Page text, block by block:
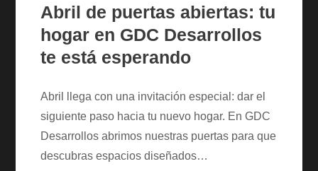
Abril de puertas abiertas: tu
hogar en GDC Desarrollos
te está esperando
Abril llega con una invitación especial: dar el
siguiente paso hacia tu nuevo hogar. En GDC
Desarrollos abrimos nuestras puertas para que
descubras espacios diseñados…